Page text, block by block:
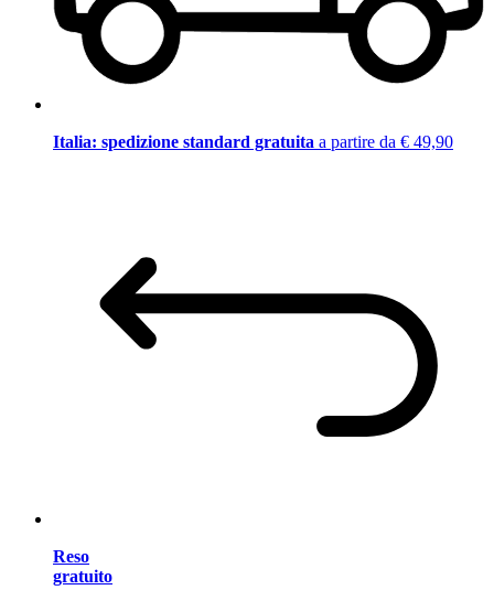
Italia: spedizione standard gratuita a partire da € 49,90
Reso
gratuito